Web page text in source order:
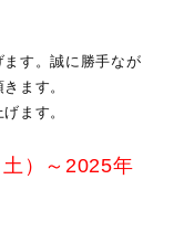
す。誠に勝手なが
ます。
ます。
）～2025年